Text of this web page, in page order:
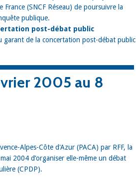
(SNCF Réseau) de poursuivre la
publique.
post-débat public
de la concertation post-débat public
2005 au 8
Alpes-Côte d'Azur (PACA) par RFF, la
2004 d’organiser elle-même un débat
(CPDP).